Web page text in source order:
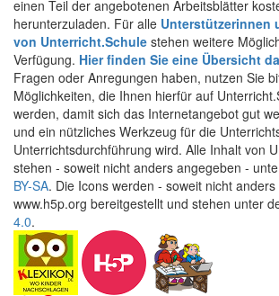
einen Teil der angebotenen Arbeitsblätter
herunterzuladen. Für alle Unterstützerinnen
von Unterricht.Schule stehen weitere
Verfügung. Hier finden Sie eine Übersicht
Fragen oder Anregungen haben, nutzen Sie
Möglichkeiten, die Ihnen hierfür auf
werden, damit sich das Internetangebot gut
und ein nützliches Werkzeug für die
Unterrichtsdurchführung wird. Alle Inhalt von
stehen - soweit nicht anders angegeben -
BY-SA. Die Icons werden - soweit nicht
www.h5p.org bereitgestellt und stehen unter
4.0.